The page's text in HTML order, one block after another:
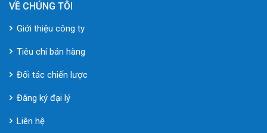
VỀ CHÚNG TÔI
Giới thiệu công ty
Tiêu chí bán hàng
Đối tác chiến lược
Đăng ký đại lý
Liên hệ